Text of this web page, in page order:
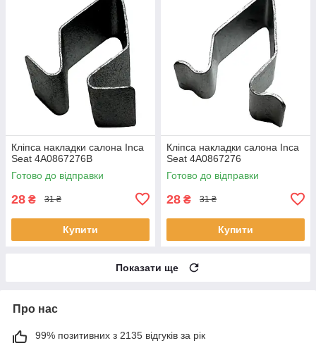
Кліпса накладки салона Inca
Seat 4A0867276B
Готово до відправки
28 ₴ 31 ₴
Купити
Кліпса накладки салона Inca
Seat 4A0867276
Готово до відправки
28 ₴ 31 ₴
Купити
Показати ще
Про нас
99% позитивних з 2135 відгуків за рік